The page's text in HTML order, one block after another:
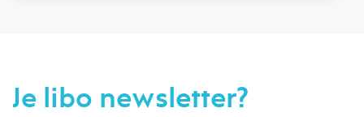
Je libo newsletter?